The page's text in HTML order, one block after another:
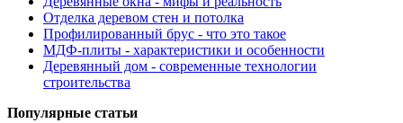
Отделка деревом стен и потолка
Профилированный брус - что это такое
МДФ-плиты - характеристики и особенности
Деревянный дом - современные технологии
строительства
Популярные статьи